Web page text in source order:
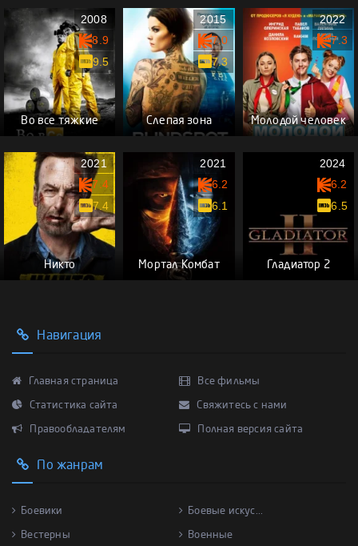
Во все тяжкие
2008
8.9
9.5
Слепая зона
2015
7.0
7.3
Молодой человек
2022
7.3
Никто
2021
7.4
7.4
Мортал Комбат
2021
6.2
6.1
Гладиатор 2
2024
6.2
6.5
Навигация
Главная страница Все фильмы
Статистика сайта Свяжитесь с нами
Правообладателям Полная версия сайта
По жанрам
Боевики Боевые искус...
Вестерны Военные